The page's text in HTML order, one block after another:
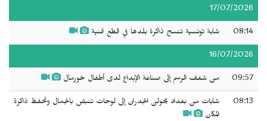
17/07/2026
08:14 شابة تونسية تنسج ذاكرة بلدها في قطع فنية
16/07/2026
09:57 من شغف الرسم إلى صناعة الإبداع لدى أطفال خورمال
08:13
شابات من بغداد يحولن الجدران إلى لوحات تنبض بالجمال وتحفظ ذاكرة
المكان